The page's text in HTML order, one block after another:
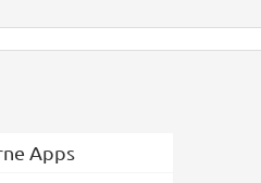
Apps